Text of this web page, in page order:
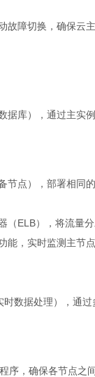
故障切换，确保云
据库），通过主
节点），部署相同
（ELB），将流量
能，实时监测主节
时数据处理），通
序，确保各节点之